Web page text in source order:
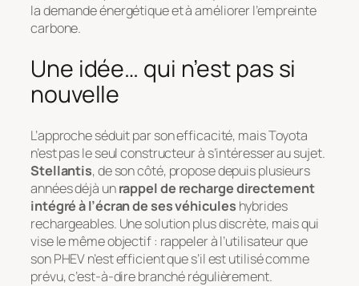
la demande énergétique et à améliorer l’empreinte
carbone.
Une idée… qui n’est pas si
nouvelle
L’approche séduit par son efficacité, mais Toyota
n’est pas le seul constructeur à s’intéresser au sujet.
Stellantis, de son côté, propose depuis plusieurs
années déjà unrappel de recharge directement
intégré à l’écran de ses véhicules hybrides
rechargeables. Une solution plus discrète, mais qui
vise le même objectif : rappeler à l’utilisateur que
son PHEV n’est efficient que s’il est utilisé comme
prévu, c’est-à-dire branché régulièrement.